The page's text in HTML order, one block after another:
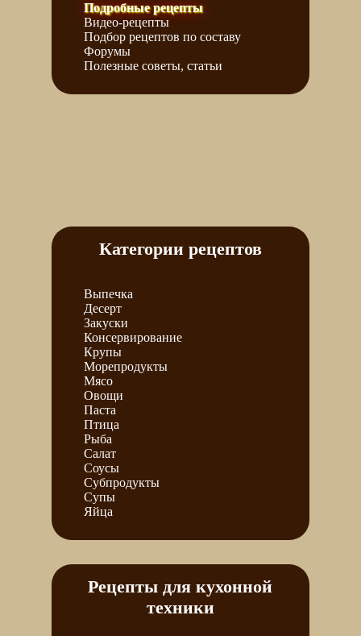
Подробные рецепты
Видео-рецепты
Подбор рецептов по составу
Форумы
Полезные советы, статьи
Категории рецептов
Выпечка
Десерт
Закуски
Консервирование
Крупы
Морепродукты
Мясо
Овощи
Паста
Птица
Рыба
Салат
Соусы
Субпродукты
Супы
Яйца
Рецепты для кухонной
техники